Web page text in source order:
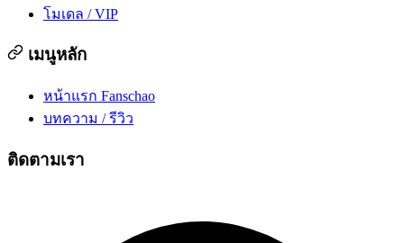
โมเดล / VIP
เมนูหลัก
หน้าแรก Fanschao
บทความ / รีวิว
ติดตามเรา